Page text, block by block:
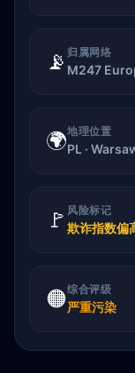
📡 归属网络
M247
🌍地理位置
PL ·
🚩 风险标记
欺诈指数偏
🟠综合评级
严重污染